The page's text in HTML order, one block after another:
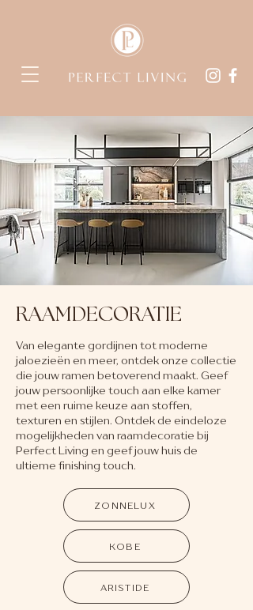
RAAMDECORATIE
Van elegante gordijnen tot moderne
jaloezieën en meer, ontdek onze collectie
die jouw ramen betoverend maakt. Geef
jouw persoonlijke touch aan elke kamer
met een ruime keuze aan stoffen,
texturen en stijlen. Ontdek de eindeloze
mogelijkheden van raamdecoratie bij
Perfect Living en geef jouw huis de
ultieme finishing touch.
ZONNELUX
KOBE
ARISTIDE